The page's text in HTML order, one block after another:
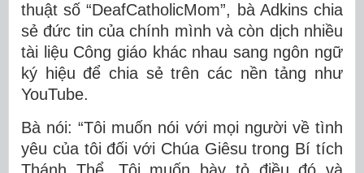
thuật số “DeafCatholicMom”, bà Adkins chia
sẻ đức tin của chính mình và còn dịch nhiều
tài liệu Công giáo khác nhau sang ngôn ngữ
ký hiệu để chia sẻ trên các nền tảng như
YouTube.
Bà nói: “Tôi muốn nói với mọi người về tình
yêu của tôi đối với Chúa Giêsu trong Bí tích